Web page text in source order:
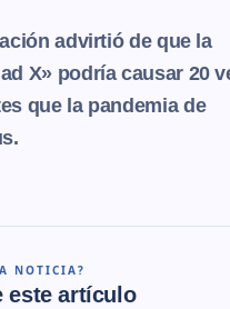
advirtió de que la
X» podría causar 20
que la pandemia de
NOTICIA?
este artículo